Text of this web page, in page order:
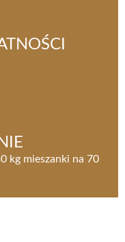
kg mieszanki na 70